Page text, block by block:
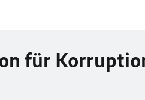
für